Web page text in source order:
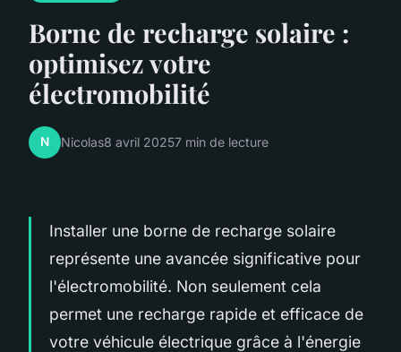
Borne de recharge solaire :
optimisez votre
électromobilité
N Nicolas8 avril 20257 min de lecture
Installer une borne de recharge solaire
représente une avancée significative pour
l'électromobilité. Non seulement cela
permet une recharge rapide et efficace de
votre véhicule électrique grâce à l'énergie